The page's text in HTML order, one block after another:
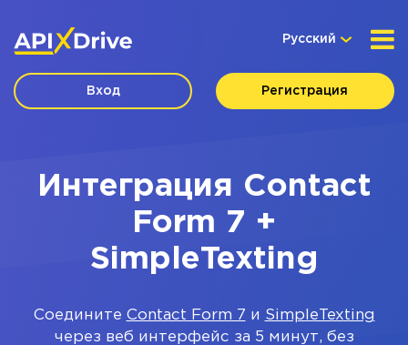
Русский
Вход Регистрация
Интеграция Contact
Form 7 +
SimpleTexting
Соедините Contact Form 7 и SimpleTexting
через веб интерфейс за 5 минут, без